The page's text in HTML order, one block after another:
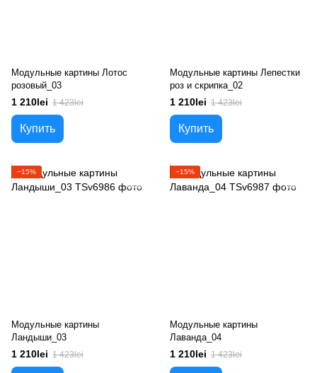
Модульные картины Лотос
розовый_03
1 210lei 1 423lei
Купить
Модульные картины Лепестки
роз и скрипка_02
1 210lei 1 423lei
Купить
−15%
Модульные картины
Ландыши_03
1 210lei 1 423lei
−15%
Модульные картины
Лаванда_04
1 210lei 1 423lei